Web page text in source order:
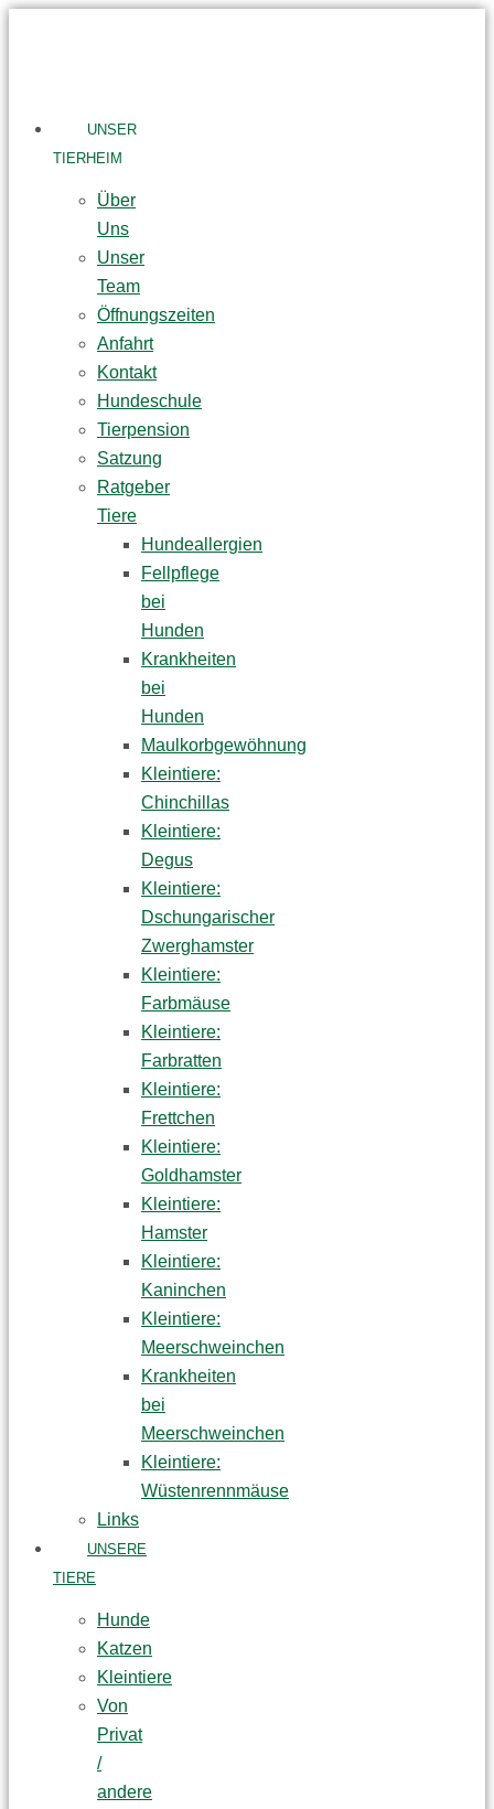
UNSER
TIERHEIM
Über
Uns
Unser
Team
Öffnungszeiten
Anfahrt
Kontakt
Hundeschule
Tierpension
Satzung
Ratgeber
Tiere
Hundeallergien
Fellpflege
bei
Hunden
Krankheiten
bei
Hunden
Maulkorbgewöhnung
Kleintiere:
Chinchillas
Kleintiere:
Degus
Kleintiere:
Dschungarischer
Zwerghamster
Kleintiere:
Farbmäuse
Kleintiere:
Farbratten
Kleintiere:
Frettchen
Kleintiere:
Goldhamster
Kleintiere:
Hamster
Kleintiere:
Kaninchen
Kleintiere:
Meerschweinchen
Krankheiten
bei
Meerschweinchen
Kleintiere:
Wüstenrennmäuse
Links
UNSERE
TIERE
Hunde
Katzen
Kleintiere
Von
Privat
/
andere